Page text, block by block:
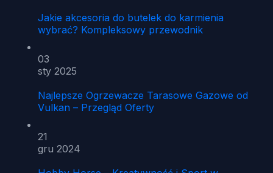
Jakie akcesoria do butelek do karmienia
wybrać? Kompleksowy przewodnik
03
sty 2025
Najlepsze Ogrzewacze Tarasowe Gazowe od
Vulkan – Przegląd Oferty
21
gru 2024